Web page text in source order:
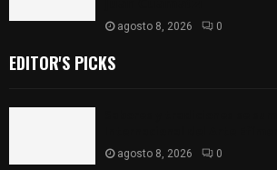
agosto 8, 2026 0
EDITOR'S PICKS
agosto 8, 2026 0